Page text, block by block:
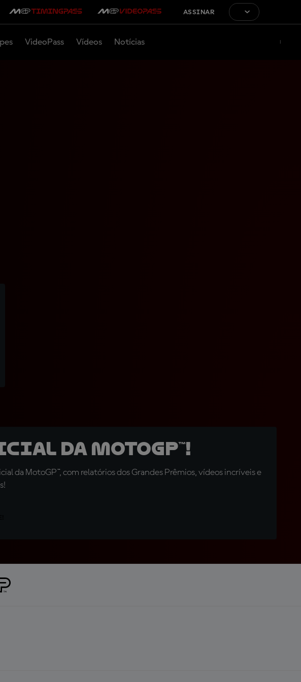
ASSINAR
VideoPass Vídeos Notícias
da MotoGP™!
da MotoGP™, com relatórios dos Grandes Prêmios, vídeos incríveis e